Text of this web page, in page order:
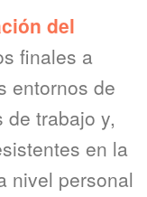
del
finales a
entornos de
trabajo y,
en la
nivel personal